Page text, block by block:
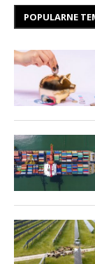
POPULARNE